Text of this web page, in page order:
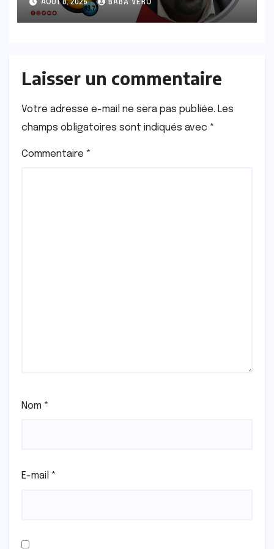
AOÛT 8, 2026 BABA VERO
Laisser un commentaire
Votre adresse e-mail ne sera pas publiée. Les
champs obligatoires sont indiqués avec *
Commentaire *
Nom *
E-mail *